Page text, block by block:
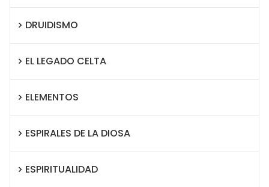
DRUIDISMO
EL LEGADO CELTA
ELEMENTOS
ESPIRALES DE LA DIOSA
ESPIRITUALIDAD